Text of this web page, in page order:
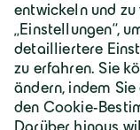
Über Geiger
Karriere